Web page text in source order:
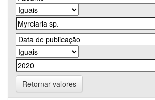
Retornar valores